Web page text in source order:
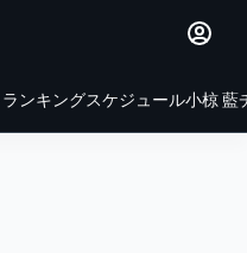
ランキングスケジュール小椋 藍